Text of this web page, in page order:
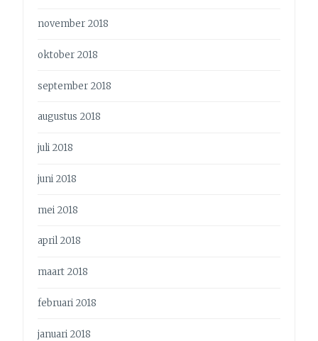
november 2018
oktober 2018
september 2018
augustus 2018
juli 2018
juni 2018
mei 2018
april 2018
maart 2018
februari 2018
januari 2018